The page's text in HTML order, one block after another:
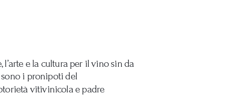
e la cultura per il vino sin da
i pronipoti del
vitivinicola e padre